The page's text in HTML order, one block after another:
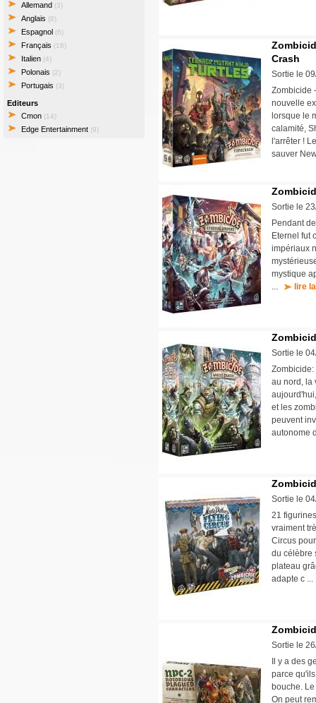
Allemand (3)
Anglais (8)
Espagnol (6)
Français (18)
Italien (4)
Polonais (2)
Portugais (3)
Editeurs
Cmon (14)
Edge Entertainment (9)
Crash
Sortie le
Zombicide
nouvelle
lorsque le
calamité,
l'arrêter !
sauver
Sortie le
Pendant
Eternel fut
impériaux
mystique
...
lire
Sortie le
Zombicide:
au nord, la
et les
peuvent
autonome
Sortie le
21
vraiment
Circus
du célèbre
plateau
adapte c
Sortie le
Il y a des
parce
bouche.
On peut